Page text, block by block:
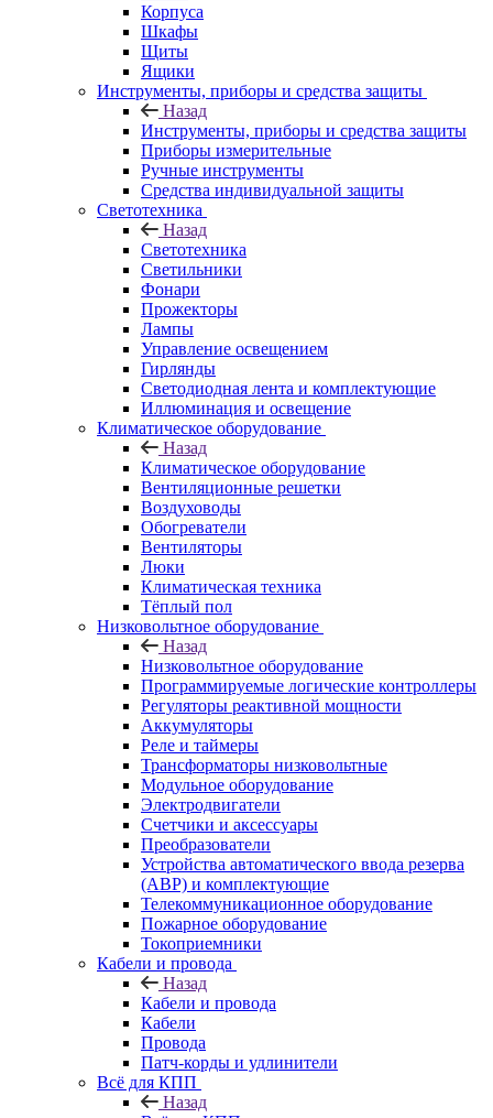
Корпуса
Шкафы
Щиты
Ящики
Инструменты, приборы и средства защиты
Назад
Инструменты, приборы и средства защиты
Приборы измерительные
Ручные инструменты
Средства индивидуальной защиты
Светотехника
Назад
Светотехника
Светильники
Фонари
Прожекторы
Лампы
Управление освещением
Гирлянды
Светодиодная лента и комплектующие
Иллюминация и освещение
Климатическое оборудование
Назад
Климатическое оборудование
Вентиляционные решетки
Воздуховоды
Обогреватели
Вентиляторы
Люки
Климатическая техника
Тёплый пол
Низковольтное оборудование
Назад
Низковольтное оборудование
Программируемые логические контроллеры
Регуляторы реактивной мощности
Аккумуляторы
Реле и таймеры
Трансформаторы низковольтные
Модульное оборудование
Электродвигатели
Счетчики и аксессуары
Преобразователи
Устройства автоматического ввода резерва
(АВР) и комплектующие
Телекоммуникационное оборудование
Пожарное оборудование
Токоприемники
Кабели и провода
Назад
Кабели и провода
Кабели
Провода
Патч-корды и удлинители
Всё для КПП
Назад